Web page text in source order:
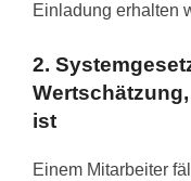
Einladung erhalten
2.
ist
Einem Mitarbeiter